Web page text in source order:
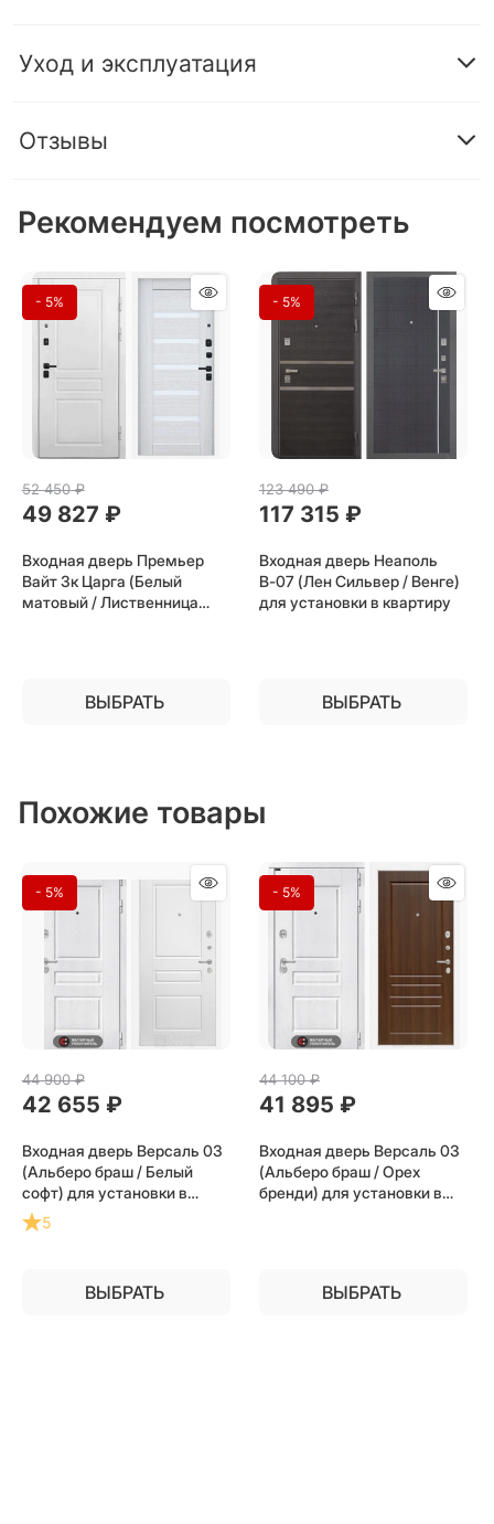
Уход и эксплуатация
Отзывы
Рекомендуем посмотреть
- 5%
52 450 ₽
49 827 ₽
Входная дверь Премьер
Вайт 3к Царга (Белый
матовый / Лиственница
ВЫБРАТЬ
- 5%
123 490 ₽
117 315 ₽
Входная дверь Неаполь
В-07 (Лен Сильвер / Венге)
для установки в квартиру
ВЫБРАТЬ
Похожие товары
- 5%
44 900 ₽
42 655 ₽
Входная дверь Версаль 03
(Альберо браш / Белый
софт) для установки в
квартиру
5
ВЫБРАТЬ
- 5%
44 100 ₽
41 895 ₽
Входная дверь Версаль 03
(Альберо браш / Орех
бренди) для установки в
ВЫБРАТЬ